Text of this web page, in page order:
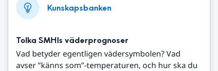
Kunskapsbanken
Tolka SMHIs väderprognoser
Vad betyder egentligen vädersymbolen? Vad
avser ”känns som”-temperaturen, och hur ska du